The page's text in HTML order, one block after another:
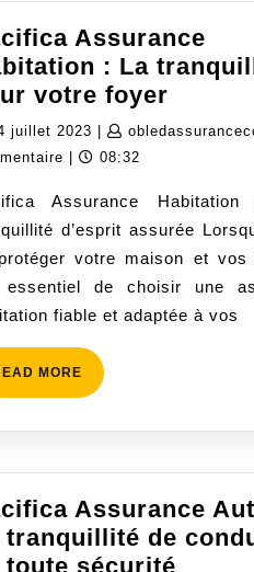
Assurance
: La
votre foyer
La
pour
votre
foyer
juillet 2023 14
juillet
08:32
Assurance
d’esprit assurée
votre maison et vos
de choisir une
fiable et adaptée à vos
MORE READ
MORE
Assurance
tranquillité de
toute sécurité